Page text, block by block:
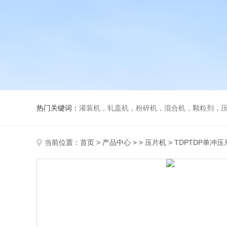
热门关键词： 灌装机，轧盖机，粉碎机，混合机，颗粒剂，压片机，胶囊填充机，安瓿熔封
当前位置： 首页 > 产品中心 > > 压片机 > TDPTDP单冲压